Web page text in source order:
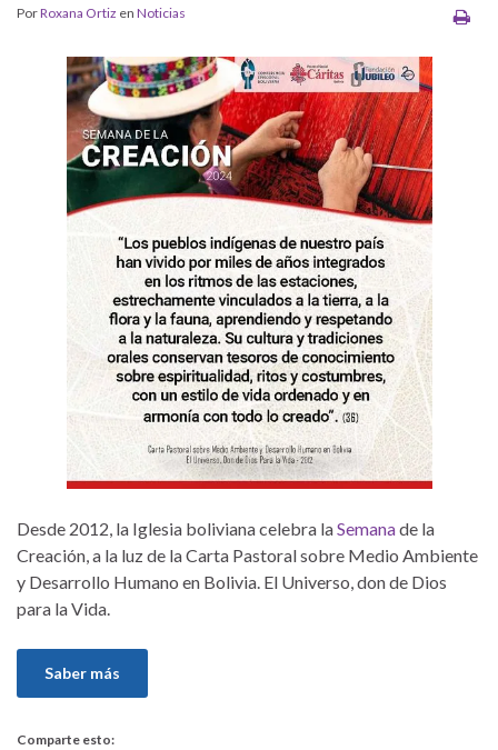
PorRoxana Ortiz en Noticias
Desde 2012, la Iglesia boliviana celebra laSemanade la
Creación, a la luz de la Carta Pastoral sobre Medio Ambiente
y Desarrollo Humano en Bolivia. El Universo, don de Dios
para la Vida.
Saber más
Comparte esto: